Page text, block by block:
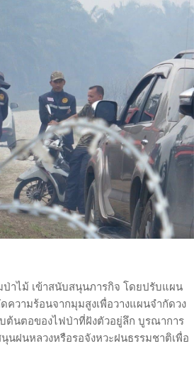
าไม้ เข้าสนับสนุนภารกิจ โดยปรับแผน
ความร้อนจากมุมสูงเพื่อวางแผนจำกัดวง
ต้นตอของไฟป่าที่ฝังตัวอยู่ลึก บูรณาการ
นฝนหลวงหรือรอจังหวะฝนธรรมชาติเพื่อ